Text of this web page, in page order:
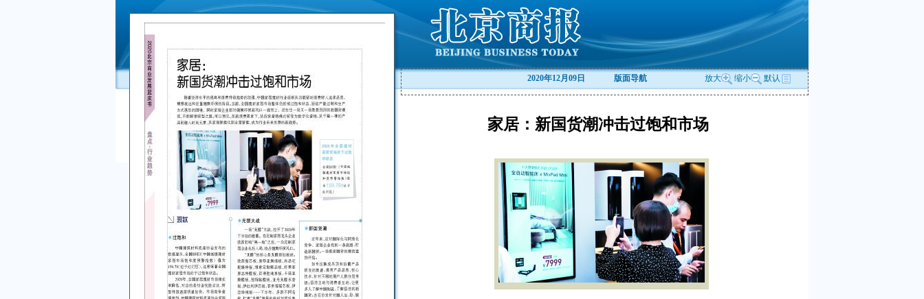
2020年12月09日 版面导航 放大 缩小 默认
家居：新国货潮冲击过饱和市场